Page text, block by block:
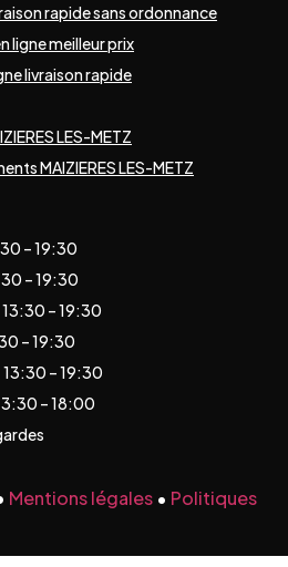
rapide sans ordonnance
ligne meilleur prix
livraison rapide
LES-METZ
MAIZIERES LES-METZ
– 19:30
– 19:30
– 19:30
– 19:30
– 19:30
– 18:00
Mentions légales • Politiques